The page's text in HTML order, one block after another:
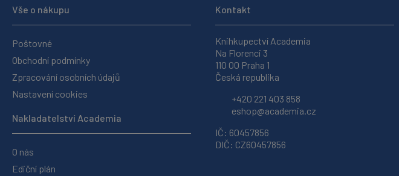
Vše o nákupu
Poštovné
Obchodní podmínky
Zpracování osobních údajů
Nastavení cookies
Nakladatelství Academia
O nás
Ediční plán
Kontakt
Knihkupectví Academia
Na Florenci 3
110 00 Praha 1
Česká republika
+420 221 403 858
eshop@academia.cz
IČ: 60457856
DIČ: CZ60457856